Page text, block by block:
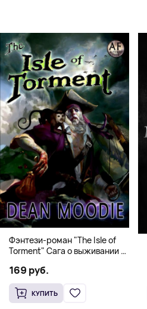
Фэнтези-роман "The Isle of
Torment" Сага о выживании и
169 руб.
КУПИТЬ